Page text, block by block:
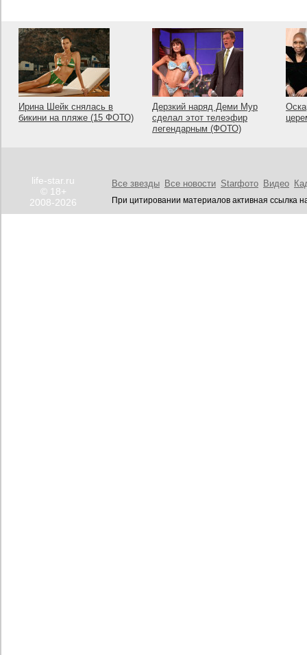
Ирина Шейк снялась в
бикини на пляже (15 ФОТО)
Дерзкий наряд Деми Мур
сделал этот телеэфир
легендарным (ФОТО)
life-star.ru
© 18+
2008-2026
Все звезды Все новости Starфото Видео
При цитировании материалов активная ссылка